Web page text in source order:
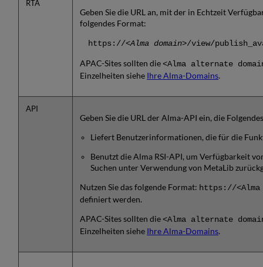
RTA
Geben Sie die URL an, mit der in Echtzeit
folgendes Format:
https://<Alma domain>/view/
APAC-Sites sollten die<Alma alternate
Einzelheiten siehe Ihre Alma-Domains.
API
Geben Sie die URL der Alma-API ein, die
Liefert Benutzerinformationen, die für die
Benutzt die Alma RSI-API, um Verfügbarkeit
Suchen unter Verwendung von MetaLib
Nutzen Sie das folgende Format: https://<Alma
definiert werden.
APAC-Sites sollten die <Alma alternate
Einzelheiten siehe Ihre Alma-Domains.